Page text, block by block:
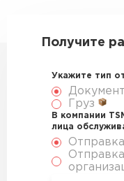
Получите
Укажите тип
Груз
В компании
лица